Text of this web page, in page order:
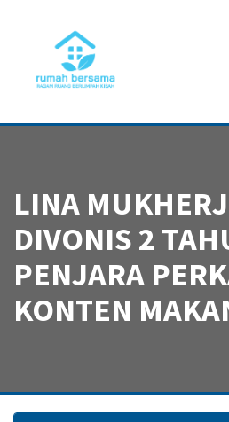
Beranda
Timeline
Regulasi
Advokasi PGI
LINA
DIVONIS 2
PENJARA
KONTEN